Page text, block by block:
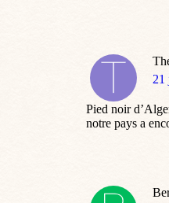
dit
21
Pied noir
notre pays a